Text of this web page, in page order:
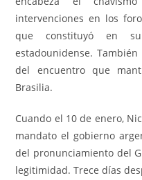
intervenciones en los
que constituyó en
estadounidense.
del encuentro que
Brasilia.
Cuando el 10 de enero,
mandato el gobierno
del pronunciamiento del
legitimidad. Trece días